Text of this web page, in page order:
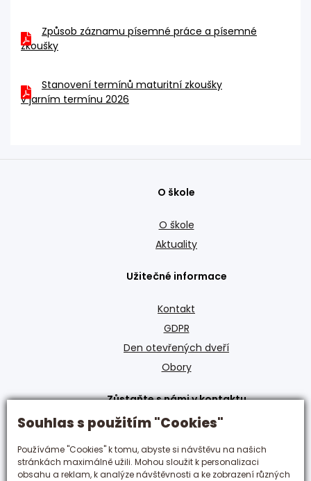
Souhlas s použitím "Cookies"
Používáme "Cookies" k tomu, abyste si návštěvu na našich
stránkách maximálně užili. Mohou sloužit k personalizaci
obsahu a reklam, k analýze návštěvnosti a ke zobrazení různých
Způsob záznamu písemné práce a písemné
zkoušky
Stanovení termínů maturitní zkoušky
v jarním termínu 2026
O škole
O škole
Aktuality
Užitečné informace
Kontakt
GDPR
Den otevřených dveří
Obory
Zůstaňte s námi v kontaktu
+420 495 592 288
hotelovka@hotelovka.cz